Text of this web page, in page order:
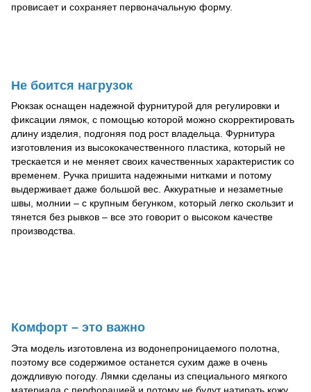
провисает и сохраняет первоначальную форму.
Не боится нагрузок
Рюкзак оснащен надежной фурнитурой для регулировки и
фиксации лямок, с помощью которой можно скорректировать
длину изделия, подгоняя под рост владельца. Фурнитура
изготовления из высококачественного пластика, который не
трескается и не меняет своих качественных характеристик со
временем. Ручка пришита надежными нитками и потому
выдерживает даже большой вес. Аккуратные и незаметные
швы, молнии – с крупным бегунком, который легко скользит и
тянется без рывков – все это говорит о высоком качестве
производства.
Комфорт – это важно
Эта модель изготовлена из водонепроницаемого полотна,
поэтому все содержимое останется сухим даже в очень
дождливую погоду. Лямки сделаны из специального мягкого
материала с перфорацией и потому не будут натирать кожу